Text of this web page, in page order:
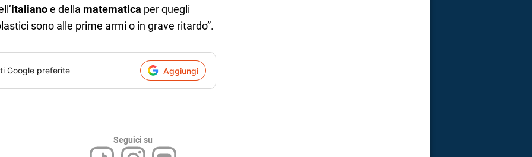
italianoe della matematica per quegli
sono alle prime armi o in grave ritardo”.
Google preferite Aggiungi
Seguici su